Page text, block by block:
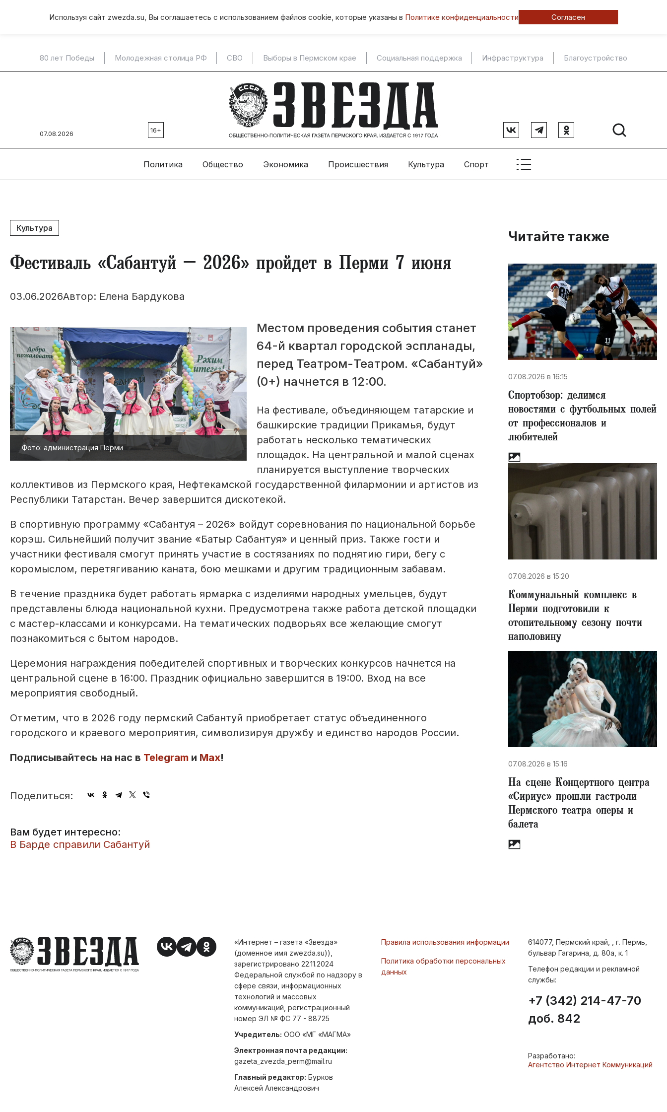
Используя сайт zwezda.su, Вы соглашаетесь с использованием файлов cookie, которые указаны в Политике конфиденциальности Согласен
80 лет Победы Молодежная столица РФ СВО Выборы в Пермском крае Социальная поддержка Инфраструктура Благоустройство
07.08.2026 16+
Политика Общество Экономика Происшествия Культура Спорт
Культура
​Фестиваль «Сабантуй – 2026» пройдет в Перми 7 июня
03.06.2026Автор: Елена Бардукова
Фото: администрация Перми
Местом проведения события станет
64-й квартал городской эспланады,
перед Театром-Театром. «Сабантуй»
(0+) начнется в 12:00.
На фестивале, объединяющем татарские и
башкирские традиции Прикамья, будут
работать несколько тематических
площадок. На центральной и малой сценах
планируется выступление творческих
коллективов из Пермского края, Нефтекамской государственной филармонии и артистов из
Республики Татарстан. Вечер завершится дискотекой.
В спортивную программу «Сабантуя – 2026» войдут соревнования по национальной борьбе
корэш. Сильнейший получит звание «Батыр Сабантуя» и ценный приз. Также гости и
участники фестиваля смогут принять участие в состязаниях по поднятию гири, бегу с
коромыслом, перетягиванию каната, бою мешками и другим традиционным забавам.
В течение праздника будет работать ярмарка с изделиями народных умельцев, будут
представлены блюда национальной кухни. Предусмотрена также работа детской площадки
с мастер-классами и конкурсами. На тематических подворьях все желающие смогут
познакомиться с бытом народов.
Церемония награждения победителей спортивных и творческих конкурсов начнется на
центральной сцене в 16:00. Праздник официально завершится в 19:00. Вход на все
мероприятия свободный.
Отметим, что в 2026 году пермский Сабантуй приобретает статус объединенного
городского и краевого мероприятия, символизируя дружбу и единство народов России.
Подписывайтесь на нас в Telegram и Max!
Поделиться:
Вам будет интересно:
В Барде справили Сабантуй
Читайте также
07.08.2026 в 16:15
Спортобзор: делимся
новостями с футбольных полей
от профессионалов и
любителей
07.08.2026 в 15:20
Коммунальный комплекс в
Перми подготовили к
отопительному сезону почти
наполовину
07.08.2026 в 15:16
На сцене Концертного центра
«Сириус» прошли гастроли
Пермского театра оперы и
балета
«Интернет – газета «Звезда»
(доменное имя zwezda.su)),
зарегистрировано 22.11.2024
Федеральной службой по надзору в
сфере связи, информационных
технологий и массовых
коммуникаций, регистрационный
номер ЭЛ № ФС 77 - 88725
Учредитель: ООО «МГ «МАГМА»
Электронная почта редакции:
gazeta_zvezda_perm@mail.ru
Главный редактор: Бурков
Алексей Александрович
Правила использования информации
Политика обработки персональных
данных
614077, Пермский край, , г. Пермь,
бульвар Гагарина, д. 80а, к. 1
Телефон редакции и рекламной
службы:
+7 (342) 214-47-70
доб. 842
Разработано:
Агентство Интернет Коммуникаций